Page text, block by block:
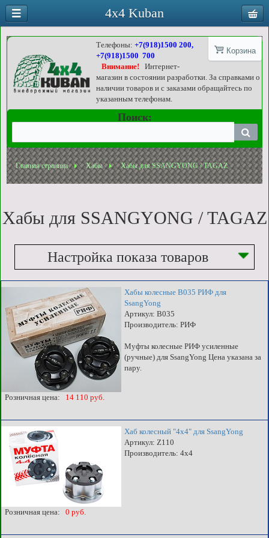
Корзина
Телефоны:+7(918)1500 200,
+7(918)1500 700
Внимание!
Интернет-
магазин в состоянии разработки. За справками о
наличии товаров и с заказами обращайтесь по
указанным телефонам.
Поиск:
Главная страница Хабы Хабы для SSANGYONG / TAGAZ
Хабы для SSANGYONG / TAGAZ
Настройка показа товаров
Хабы колесные B035 РИФ для
SsangYong
Артикул: B035
Производитель: РИФ
Муфты колесные РИФ усиленные
(ручные) для SsangYong Цена указана за
пару.
Розничная цена: 14 110 руб.
Хаб колесный "4x4" для SsangYong
Артикул: Z110
Производитель: 4x4
Розничная цена: 0 руб.
4x4 Kuban